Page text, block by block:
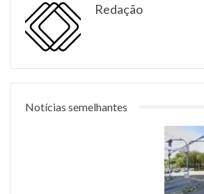
Redação
Notícias semelhantes